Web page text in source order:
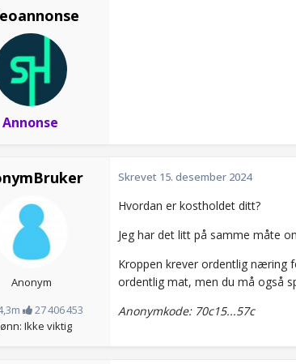
Annonse
Anonym
27 406 453
Ikke viktig
Skrevet 15. desember 2024
Hvordan er kostholdet ditt?
Jeg har det litt på samme måte
Kroppen krever ordentlig næring
ordentlig mat, men du må også
Anonymkode: 70c15...57c